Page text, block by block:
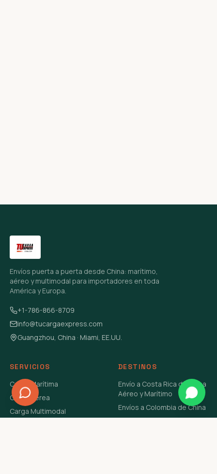
Envíos puerta a puerta desde China: marítimo,
aéreo y multimodal para importadores en toda
América y Europa.
+1-786-866-8709
info@tucargaexpress.com
Guangzhou, China · Miami, EE.UU.
SERVICIOS
Carga Marítima
Carga Aérea
Carga Multimodal
DESTINOS
Envío a Costa Rica de China
Aéreo y Marítimo
Envíos a Colombia de China